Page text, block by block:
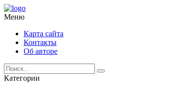
Меню
Карта сайта
Контакты
Об авторе
Категории